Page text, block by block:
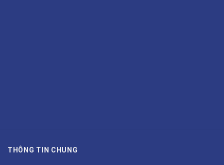
THÔNG TIN CHUNG